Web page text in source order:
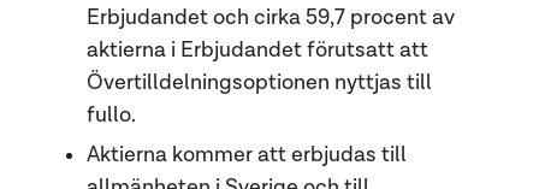
Erbjudandet och cirka 59,7 procent av
aktierna i Erbjudandet förutsatt att
Övertilldelningsoptionen nyttjas till
fullo.
Aktierna kommer att erbjudas till